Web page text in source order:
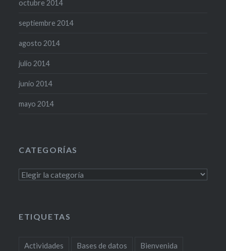
octubre 2014
septiembre 2014
agosto 2014
julio 2014
junio 2014
mayo 2014
CATEGORÍAS
Categorías
ETIQUETAS
Actividades Bases de datos Bienvenida